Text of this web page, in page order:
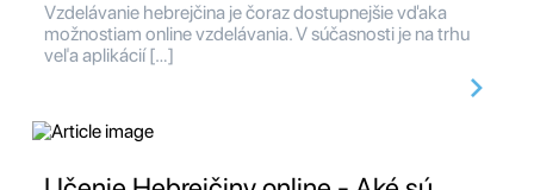
Vzdelávanie hebrejčina je čoraz dostupnejšie vďaka
možnostiam online vzdelávania. V súčasnosti je na trhu
veľa aplikácií […]